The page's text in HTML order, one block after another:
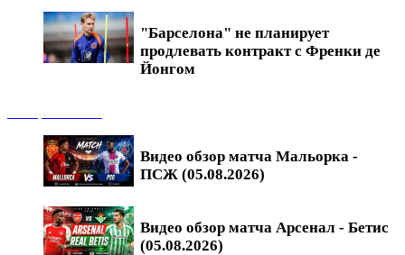
"Барселона" не планирует
продлевать контракт с Френки де
Йонгом
Видео обзор матча Мальорка -
ПСЖ (05.08.2026)
Видео обзор матча Арсенал - Бетис
(05.08.2026)